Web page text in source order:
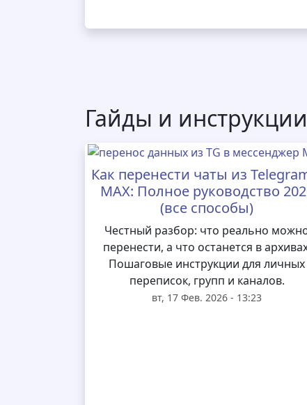
Гайды и инструкции
Как перенести чаты из
MAX: Полное руководство
(все способы)
Честный разбор: что реально
перенести, а что останется в
Пошаговые инструкции для личных
переписок, групп и каналов.
вт, 17 Фев. 2026 - 13:23